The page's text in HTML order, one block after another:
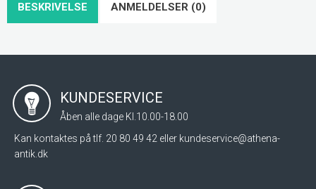
BESKRIVELSE ANMELDELSER (0)
KUNDESERVICE
Åben alle dage Kl.10.00-18.00
Kan kontaktes på tlf. 20 80 49 42 eller kundeservice@athena-
antik.dk